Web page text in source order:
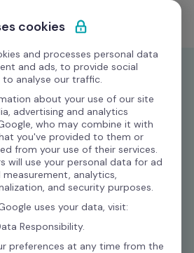
Zacznij darmowo
Partnerem
programu, zwiększysz
i wykorzystasz nowe
przychodów. Rozszerz
rozwijaj biznes i zwiększaj
cookies
and processes personal data
and ads, to provide social
analyse our traffic.
about your use of our site
advertising and analytics
who may combine it with
you've provided to them or
from your use of their services.
will use your personal data for ad
analytics,
and security purposes.
uses your data, visit:
Responsibility.
preferences at any time from the